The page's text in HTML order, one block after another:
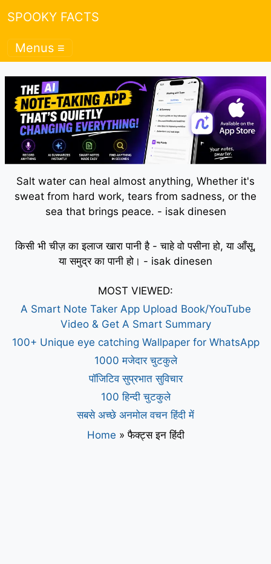
SPOOKY FACTS
Menus ≡
Salt water can heal almost anything, Whether it's
sweat from hard work, tears from sadness, or the
sea that brings peace. - isak dinesen
किसी भी चीज़ का इलाज खारा पानी है - चाहे वो पसीना हो, या आँसू,
या समुद्र का पानी हो। - isak dinesen
MOST VIEWED:
A Smart Note Taker App Upload Book/YouTube
Video & Get A Smart Summary
100+ Unique eye catching Wallpaper for WhatsApp
1000 मजेदार चुटकुले
पॉजिटिव सुप्रभात सुविचार
100 हिन्दी चुटकुले
सबसे अच्छे अनमोल वचन हिंदी में
Home »फैक्ट्स इन हिंदी